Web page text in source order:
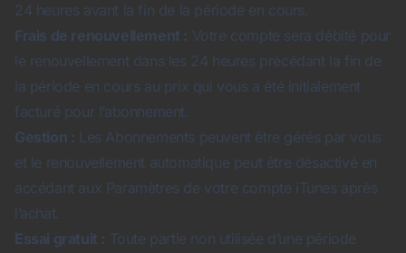
24 heures avant la fin de la période en cours.
Frais de renouvellement : Votre compte sera débité pour
le renouvellement dans les 24 heures précédant la fin de
la période en cours au prix qui vous a été initialement
facturé pour l’abonnement.
Gestion : Les Abonnements peuvent être gérés par vous
et le renouvellement automatique peut être désactivé en
accédant aux Paramètres de votre compte iTunes après
l’achat.
Essai gratuit : Toute partie non utilisée d’une période